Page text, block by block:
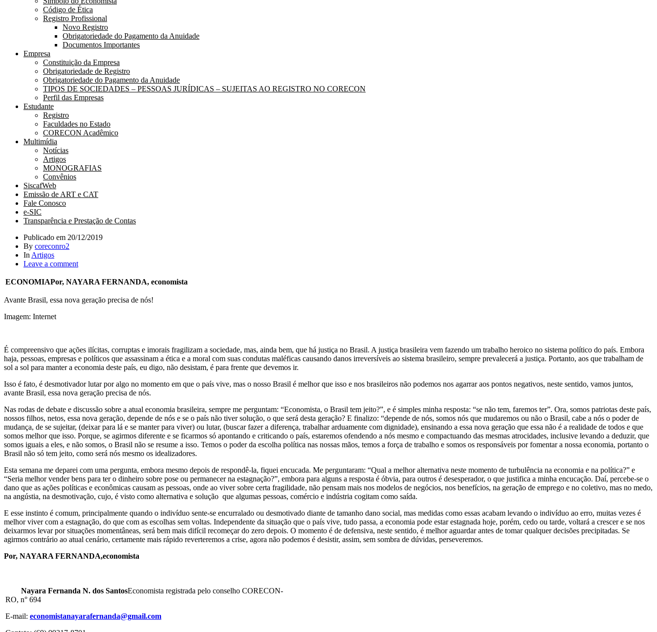
Código de Ética
Registro Profissional
Novo Registro
Obrigatoriedade do Pagamento da Anuidade
Documentos Importantes
Empresa
Constituição da Empresa
Obrigatoriedade de Registro
Obrigatoriedade do Pagamento da Anuidade
TIPOS DE SOCIEDADES – PESSOAS JURÍDICAS – SUJEITAS AO REGISTRO NO CORECON
Perfil das Empresas
Estudante
Registro
Faculdades no Estado
CORECON Acadêmico
Multimídia
Notícias
Artigos
MONOGRAFIAS
Convênios
SiscafWeb
Emissão de ART e CAT
Fale Conosco
e-SIC
Transparência e Prestação de Contas
Publicado em 20/12/2019
By coreconro2
In Artigos
Leave a comment
ECONOMIAPor, NAYARA FERNANDA, economista
Avante Brasil, essa nova geração precisa de nós!
Imagem: Internet
É compreensivo que ações ilícitas, corruptas e imorais fragilizam a sociedade, mas, ainda bem, que há justiça no Brasil. A justiça brasileira vem fazendo um trabalho heroico no sistema político do país. Embora
haja, pessoas, empresas e políticos que assassinam a ética e a moral com suas condutas maléficas causando danos irreversíveis ao sistema brasileiro, sempre prevalecerá a justiça. Portanto, aos que trabalham de
sol a sol para manter a economia deste país, eu digo, não desistam, é para frente que devemos ir.
Isso é fato, é desmotivador lutar por algo no momento em que o país vive, mas o nosso Brasil é melhor que isso e nos brasileiros não podemos nos agarrar aos pontos negativos, neste sentido, vamos juntos,
avante Brasil, essa nova geração precisa de nós.
Nas rodas de debate e discussão sobre a atual economia brasileira, sempre me perguntam: “Economista, o Brasil tem jeito?”, e é simples minha resposta: “se não tem, faremos ter”. Ora, somos patriotas deste país,
nossos filhos, netos, essa nova geração, depende de nós e se o país não tiver solução, o que será desta geração? E finalizo: “depende de nós, somos nós que mudaremos ou não o Brasil, cabe a nós o poder de
mudança, de se sujeitar, (deixar para lá e se manter para viver) ou lutar, (buscar fazer a diferença, trabalhar arduamente com dignidade), ensinando a essa nova geração que essa não é a realidade de todos e que
somos melhor que isso. Porque, se agirmos diferente e se ficarmos só apontando e criticando o país, estaremos ofendendo a nós mesmo e compactuando das mesmas atrocidades, inclusive levando a deduzir, que
somos iguais a eles, e não somos, o Brasil não se resume a isso. Temos o poder da escolha política nas nossas mãos, temos a força de trabalho e somos os responsáveis por fomentar a nossa economia, portanto o
Brasil não só tem jeito, como será nós mesmo os idealizadores.
Esta semana me deparei com uma pergunta, embora mesmo depois de respondê-la, fiquei encucada. Me perguntaram: “Qual a melhor alternativa neste momento de turbulência na economia e na política?” e
“Seria melhor vender bens para ter o dinheiro sobre pose ou permanecer na estagnação?”, embora para alguns a resposta é óbvia, para outros é desesperador, o que justifica a minha encucação. Daí, percebe-se o
dano que as ações políticas e econômicas causam as pessoas, onde ao viver sobre certa fragilidade, não pensam mais nos modelos de negócios, nos benefícios, na geração de emprego e no coletivo, mas no medo,
na angústia, na desmotivação, cujo, é visto como alternativa e solução que algumas pessoas, comércio e indústria cogitam como saída.
E esse instinto é comum, principalmente quando o indivíduo sente-se encurralado ou desmotivado diante de tamanho dano social, mas medidas como essas acabam levando o indivíduo ao erro, muitas vezes é
melhor viver com a estagnação, do que com as escolhas sem voltas. Independente da situação que o país vive, tudo passa, a economia pode estar estagnada hoje, porém, cedo ou tarde, voltará a crescer e se nos
deixarmos levar por situações momentâneas, será bem mais difícil recomeçar do zero depois. O momento é de defensiva, neste sentido, é melhor aguardar antes de tomar qualquer decisões precipitadas. Se
agirmos contrário ao atual cenário, certamente mais rápido reverteremos a crise, agora não podemos é desistir, assim, sem sombra de dúvidas, perseveremos.
Por, NAYARA FERNANDA,economista
Nayara Fernanda N. dos SantosEconomista registrada pelo conselho CORECON-
RO, n° 694
E-mail: economistanayarafernanda@gmail.com